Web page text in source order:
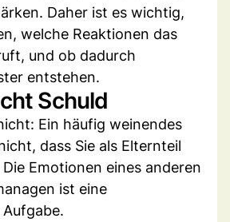
Daher ist es wichtig,
welche Reaktionen das
und ob dadurch
entstehen.
Schuld
Ein häufig weinendes
dass Sie als Elternteil
Emotionen eines anderen
ist eine